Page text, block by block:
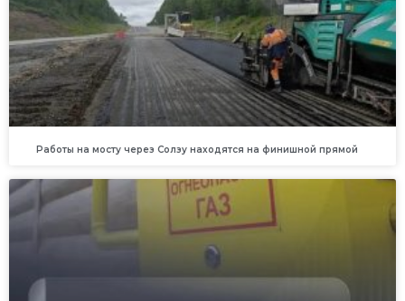
Работы на мосту через Солзу находятся на финишной прямой